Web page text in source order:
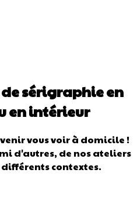
sérigraphie en
en intérieur
vous voir à domicile !
d'autres, de nos ateliers
contextes.